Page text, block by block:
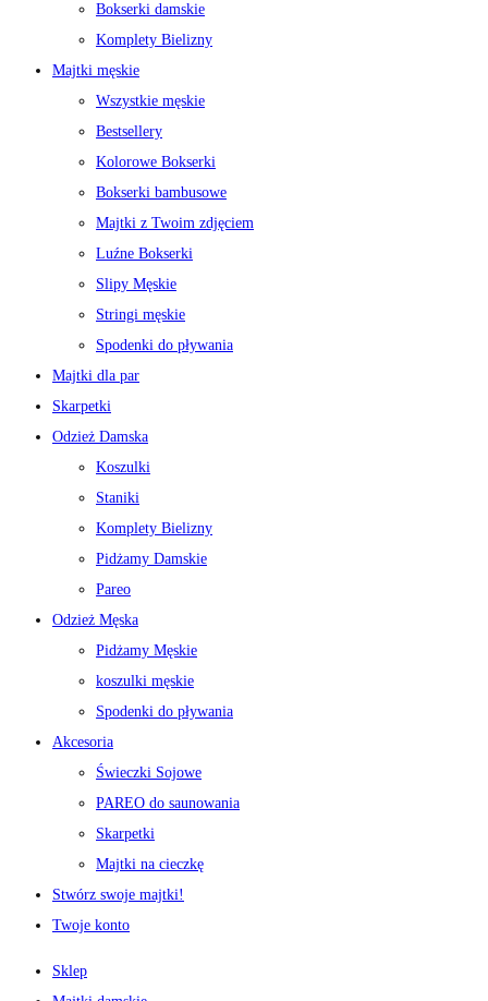
Bokserki damskie
Komplety Bielizny
Majtki męskie
Wszystkie męskie
Bestsellery
Kolorowe Bokserki
Bokserki bambusowe
Majtki z Twoim zdjęciem
Luźne Bokserki
Slipy Męskie
Stringi męskie
Spodenki do pływania
Majtki dla par
Skarpetki
Odzież Damska
Koszulki
Staniki
Komplety Bielizny
Pidżamy Damskie
Pareo
Odzież Męska
Pidżamy Męskie
koszulki męskie
Spodenki do pływania
Akcesoria
Świeczki Sojowe
PAREO do saunowania
Skarpetki
Majtki na cieczkę
Stwórz swoje majtki!
Twoje konto
Sklep